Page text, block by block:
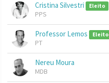
Cristina Silvestri Eleito
PPS
Professor Lemos Eleito
PT
Nereu Moura
MDB